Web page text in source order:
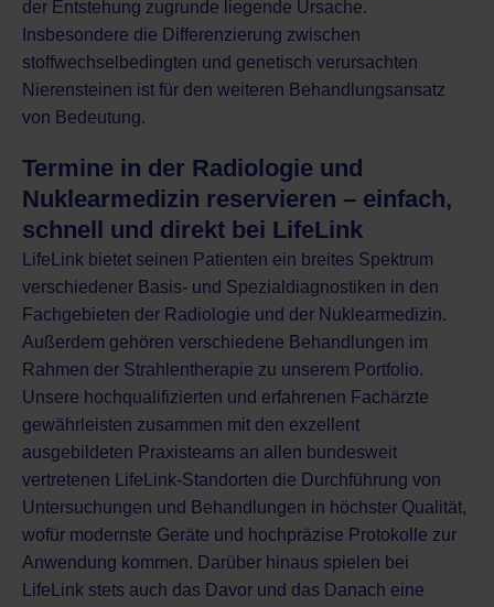
der Entstehung zugrunde liegende Ursache.
Insbesondere die Differenzierung zwischen
stoffwechselbedingten und genetisch verursachten
Nierensteinen ist für den weiteren Behandlungsansatz
von Bedeutung.
Termine in der Radiologie und
Nuklearmedizin reservieren – einfach,
schnell und direkt bei LifeLink
LifeLink bietet seinen Patienten ein breites Spektrum
verschiedener Basis- und Spezialdiagnostiken in den
Fachgebieten der Radiologie und der Nuklearmedizin.
Außerdem gehören verschiedene Behandlungen im
Rahmen der Strahlentherapie zu unserem Portfolio.
Unsere hochqualifizierten und erfahrenen Fachärzte
gewährleisten zusammen mit den exzellent
ausgebildeten Praxisteams an allen bundesweit
vertretenen LifeLink-Standorten die Durchführung von
Untersuchungen und Behandlungen in höchster Qualität,
wofür modernste Geräte und hochpräzise Protokolle zur
Anwendung kommen. Darüber hinaus spielen bei
LifeLink stets auch das Davor und das Danach eine